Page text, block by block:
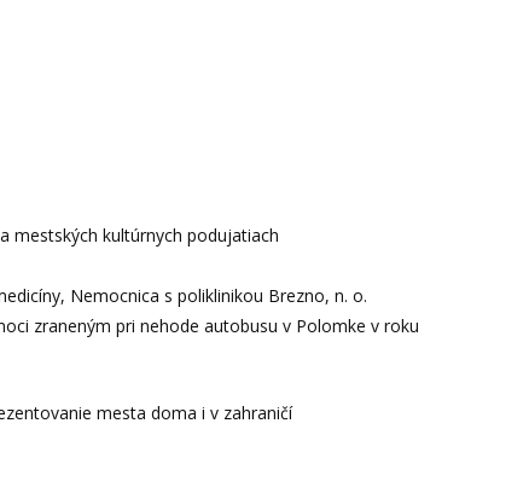
mestských kultúrnych podujatiach
Nemocnica s poliklinikou Brezno, n. o.
zraneným pri nehode autobusu v Polomke v roku
mesta doma i v zahraničí